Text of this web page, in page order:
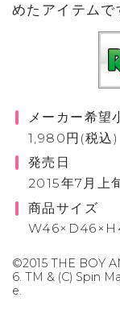
めたアイテムで
メーカー希望
1,980円(税込)
発売日
2015年7月上
商品サイズ
©2015 THE BOY
6. TM & (C) Spin
e.